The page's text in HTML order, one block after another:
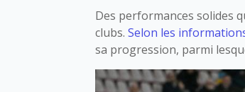
Des performances solides
clubs.Selon les
sa progression, parmi